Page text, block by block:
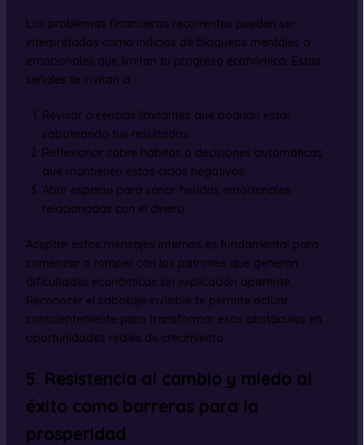
Los problemas financieros recurrentes pueden ser
interpretados como indicios de bloqueos mentales o
emocionales que limitan tu progreso económico. Estas
señales te invitan a:
Revisar creencias limitantes que podrían estar
saboteando tus resultados.
Reflexionar sobre hábitos o decisiones automáticas
que mantienen estos ciclos negativos.
Abrir espacio para sanar heridas emocionales
relacionadas con el dinero.
Aceptar estos mensajes internos es fundamental para
comenzar a romper con los patrones que generan
dificultades económicas sin explicación aparente.
Reconocer el sabotaje invisible te permite actuar
conscientemente para transformar esos obstáculos en
oportunidades reales de crecimiento.
5. Resistencia al cambio y miedo al
éxito como barreras para la
prosperidad